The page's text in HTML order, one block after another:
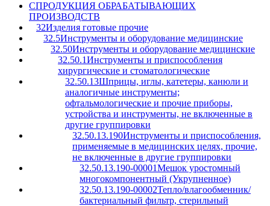
CПРОДУКЦИЯ ОБРАБАТЫВАЮЩИХ
ПРОИЗВОДСТВ
32Изделия готовые прочие
32.5Инструменты и оборудование медицинские
32.50Инструменты и оборудование медицинские
32.50.1Инструменты и приспособления
хирургические и стоматологические
32.50.13Шприцы, иглы, катетеры, канюли и
аналогичные инструменты;
офтальмологические и прочие приборы,
устройства и инструменты, не включенные в
другие группировки
32.50.13.190Инструменты и приспособления,
применяемые в медицинских целях, прочие,
не включенные в другие группировки
32.50.13.190-00001Мешок уростомный
многокомпонентный (Укрупненное)
32.50.13.190-00002Тепло/влагообменник/
бактериальный фильтр, стерильный